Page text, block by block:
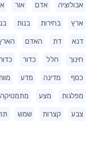
אבולוציה אדם אור
ארץ בחירות בנות
דנא דת האדם
חינוך חלל כדור
כסף מדינה מדע
מפלגות מצע מתמטיקה
צבע קצרות שמש